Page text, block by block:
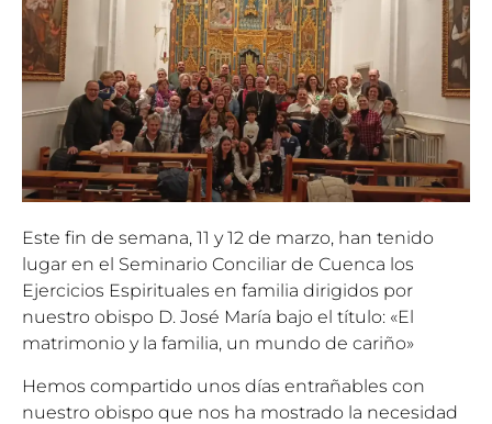
Este fin de semana, 11 y 12 de marzo, han tenido
lugar en el Seminario Conciliar de Cuenca los
Ejercicios Espirituales en familia dirigidos por
nuestro obispo D. José María bajo el título: «El
matrimonio y la familia, un mundo de cariño»
Hemos compartido unos días entrañables con
nuestro obispo que nos ha mostrado la necesidad